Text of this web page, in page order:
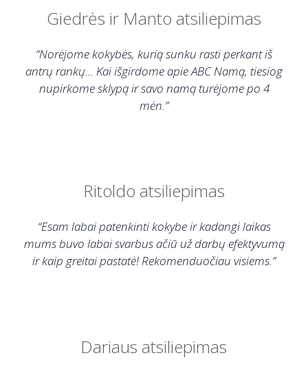
Giedrės ir Manto atsiliepimas
“Norėjome kokybės, kurią sunku rasti perkant iš
antrų rankų… Kai išgirdome apie ABC Namą, tiesiog
nupirkome sklypą ir savo namą turėjome po 4
mėn.”
Dariaus atsiliepimas
Ritoldo atsiliepimas
“Esam labai patenkinti kokybe ir kadangi laikas
mums buvo labai svarbus ačiū už darbų efektyvumą
ir kaip greitai pastatė! Rekomenduočiau visiems.”